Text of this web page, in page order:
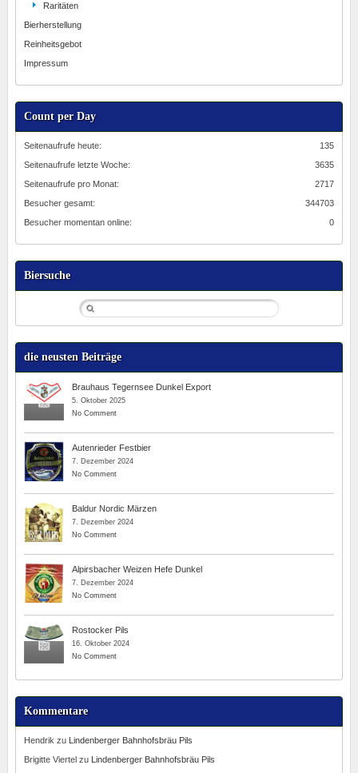
Raritäten
Bierherstellung
Reinheitsgebot
Impressum
Count per Day
135
Seitenaufrufe heute:
3635
Seitenaufrufe letzte Woche:
2717
Seitenaufrufe pro Monat:
344703
Besucher gesamt:
0
Besucher momentan online:
Biersuche
die neusten Beiträge
Brauhaus Tegernsee Dunkel Export
5. Oktober 2025
No Comment
Autenrieder Festbier
7. Dezember 2024
No Comment
Baldur Nordic Märzen
7. Dezember 2024
No Comment
Alpirsbacher Weizen Hefe Dunkel
7. Dezember 2024
No Comment
Rostocker Pils
16. Oktober 2024
No Comment
Kommentare
Hendrik zu
Lindenberger Bahnhofsbräu Pils
Brigitte Viertel zu
Lindenberger Bahnhofsbräu Pils